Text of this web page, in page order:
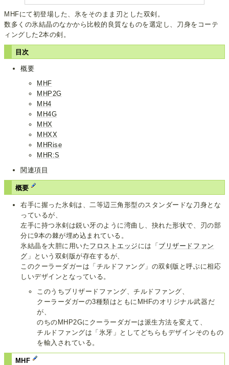
MHFにて初登場した、氷をそのまま刃とした双剣。
数多くの氷結晶のなかから比較的良質なものを選定し、刀身をコーテ
ィングした2本の剣。
目次
概要
MHF
MHP2G
MH4
MH4G
MHX
MHXX
MHRise
MHR:S
関連項目
概要
右手に握った氷剣は、二等辺三角形型のスタンダードな刀身とな
っているが、
左手に持つ氷剣は鋭い牙のように湾曲し、抉れた形状で、刃の部
分に9本の棘が埋め込まれている。
氷結晶を大胆に用いたフロストエッジ には「ブリザードファン
グ 」という双剣版が存在するが、
このクーラーダガーは「チルドファング」の双剣版と呼ぶに相応
しいデザインとなっている。
このうちブリザードファング、チルドファング、
クーラーダガーの3種類はともにMHFのオリジナル武器だ
が、
のちのMHP2Gにクーラーダガーは派生方法を変えて、
チルドファングは「氷牙」としてどちらもデザインそのもの
を輸入されている。
MHF